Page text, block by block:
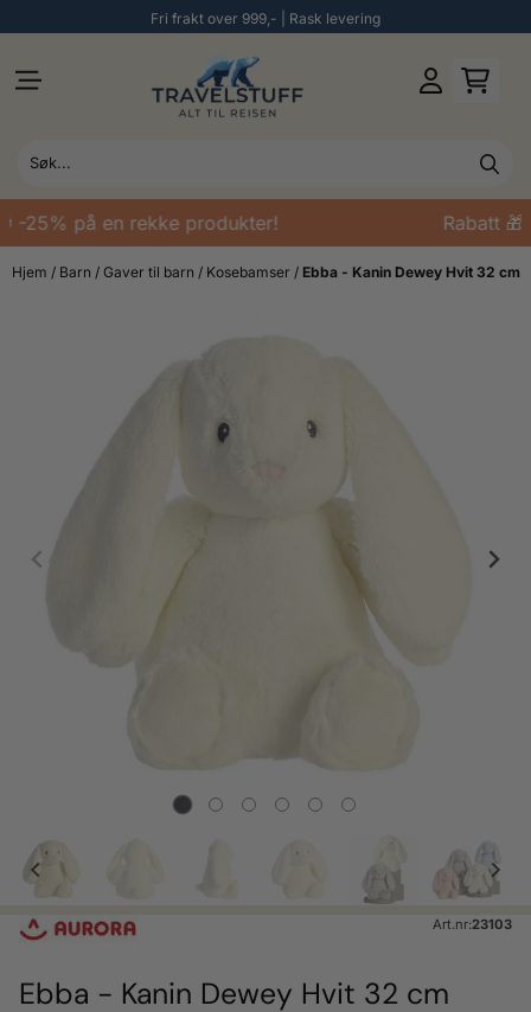
Fri frakt over 999,- | Rask levering
-25% på en rekke produkter! Rabatt
Hjem / Barn / Gaver til barn / Kosebamser / Ebba - Kanin Dewey Hvit 32 cm
Art.nr:23103
Ebba - Kanin Dewey Hvit 32 cm